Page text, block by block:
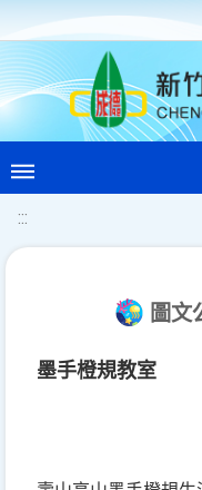
:::
圖文
墨手橙規教室